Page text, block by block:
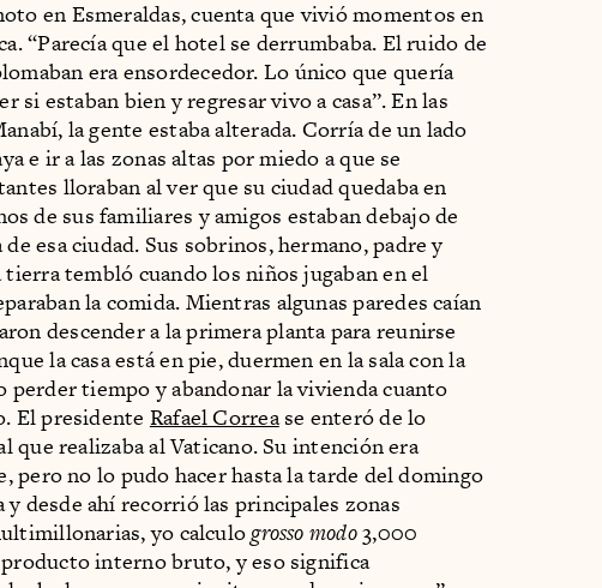
en Esmeraldas, cuenta que vivió momentos en
“Parecía que el hotel se derrumbaba. El ruido de
era ensordecedor. Lo único que quería
si estaban bien y regresar vivo a casa”. En las
la gente estaba alterada. Corría de un lado
e ir a las zonas altas por miedo a que se
lloraban al ver que su ciudad quedaba en
de sus familiares y amigos estaban debajo de
esa ciudad. Sus sobrinos, hermano, padre y
tembló cuando los niños jugaban en el
la comida. Mientras algunas paredes caían
descender a la primera planta para reunirse
la casa está en pie, duermen en la sala con la
tiempo y abandonar la vivienda cuanto
El presidente Rafael Correase enteró de lo
realizaba al Vaticano. Su intención era
pero no lo pudo hacer hasta la tarde del domingo
y desde ahí recorrió las principales zonas
yo calculogrosso modo3,000
interno bruto, y eso significa